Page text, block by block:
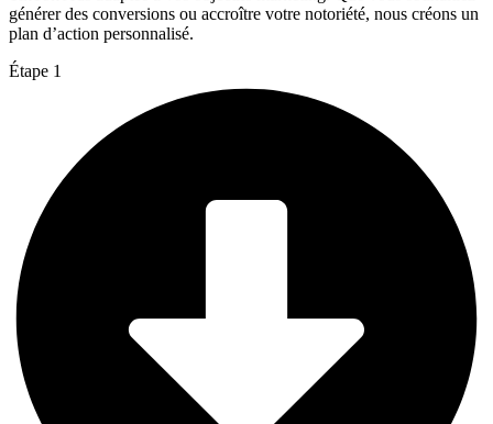
générer des conversions ou accroître votre notoriété, nous créons un
plan d’action personnalisé.
Étape 1